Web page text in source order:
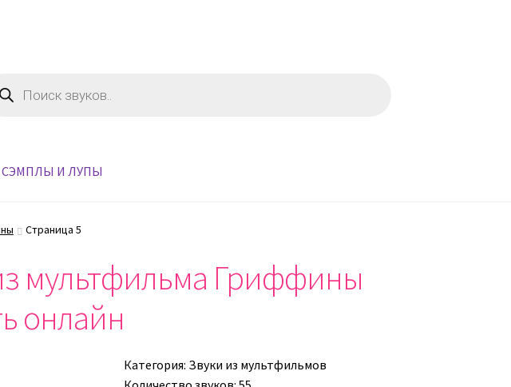
СЭМПЛЫ И ЛУПЫ
Страница 5
мультфильма Гриффины
онлайн
Категория: Звуки из мультфильмов